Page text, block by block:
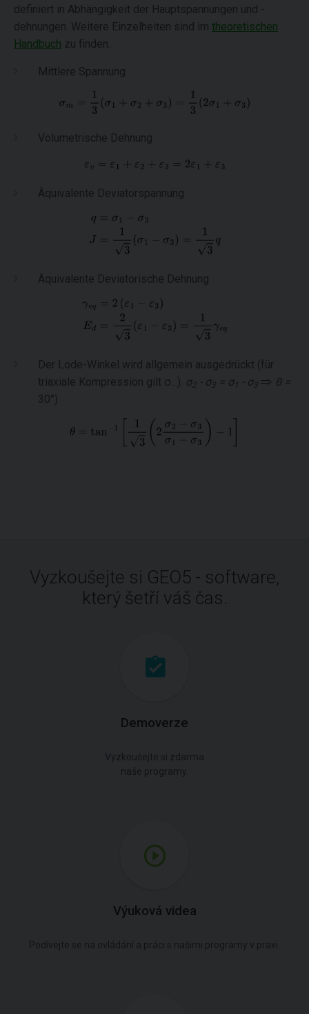
definiert in Abhängigkeit der Hauptspannungen und -
dehnungen. Weitere Einzelheiten sind im theoretischen
Handbuch zu finden.
Mittlere Spannung
Volumetrische Dehnung
Äquivalente Deviatorspannung
Äquivalente Deviatorische Dehnung
Der Lode-Winkel wird allgemein ausgedrückt (für
triaxiale Kompression gilt σ...). σ2 - σ3 = σ 1 - σ3
θ =
30°)
Vyzkoušejte si GEO5 - software,
který šetří váš čas.
Demoverze
Výuková videa